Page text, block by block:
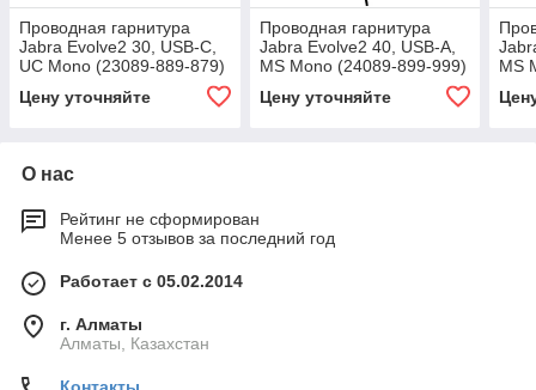
Проводная гарнитура
Jabra Evolve2 30, USB-C,
UC Mono (23089-889-879)
Цену уточняйте
Проводная гарнитура
Jabra Evolve2 40, USB-A,
MS Mono (24089-899-999)
Цену уточняйте
MS
О нас
Рейтинг не сформирован
Менее 5 отзывов за последний год
Работает с 05.02.2014
г. Алматы
Алматы, Казахстан